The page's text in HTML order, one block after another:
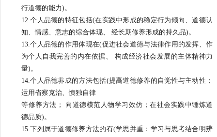
行道德的能力)。
12.个人品德的特征包括(在实践中形成的稳定行为倾向、道德认
知、情感、意志的综合体现、 经长期修养形成的持久品)。
13.个人品德的作用体现在(促进社会道德与法律作用的发挥、作
为个人自我完善的内在依据、 构成经济社会发展的主体精神力
量)。
14.个人品德养成的方法包括(提高道德修养的自觉性与主动性；
运用省察克治、慎独自律
等修养方法； 向道德模范人物学习效仿；在社会实践中锤炼道
德品质)。
15.下列属于道德修养方法的有(学思并重：学习与思考结合明辨